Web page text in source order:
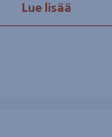
Lue lisää